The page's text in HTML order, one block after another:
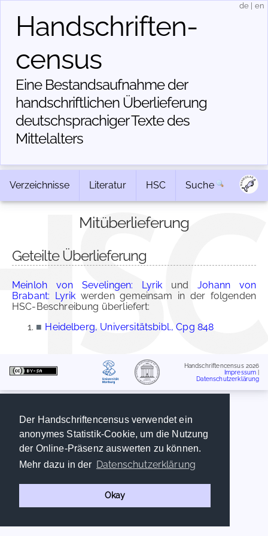
Der Handschriftencensus verwendet ein
anonymes Statistik-Cookie, um die Nutzung
der Online-Präsenz auswerten zu können.
Mehr dazu in der Datenschutzerklärung
Okay
Handschriften­
census
Eine Bestandsaufnahme der
handschriftlichen Über­lieferung
deutschsprachiger Texte des
Mittelalters
de en
Verzeichnisse Literatur HSC Suche
Mitüberlieferung
Geteilte Überlieferung
Meinloh von Sevelingen: Lyrik undJohann von
Brabant: Lyrik werden gemeinsam in der folgenden
HSC-Beschreibung überliefert:
■ Heidelberg, Universitätsbibl., Cpg 848
Handschriftencensus 2026
Impressum
Datenschutzerklärung